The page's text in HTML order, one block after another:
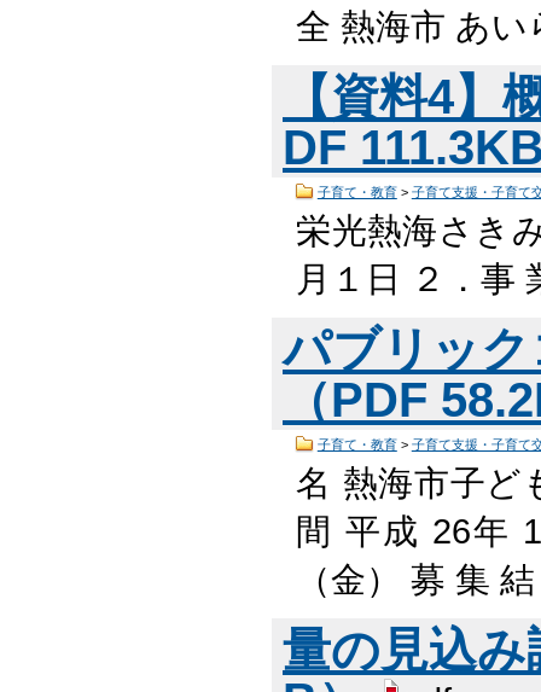
全 熱海市 あ
【資料4】
DF
子育て・教育> 子育て支援・子育て
栄光熱海さき
月１日 ２．事
パブリッ
（PDF
子育て・教育> 子育て支援・子育て
名 熱海市子ど
間 平成 26年
（金） 募 集
量の見込み